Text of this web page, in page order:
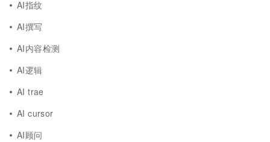
AI指纹
AI撰写
AI内容检测
AI逻辑
AI trae
AI cursor
AI顾问